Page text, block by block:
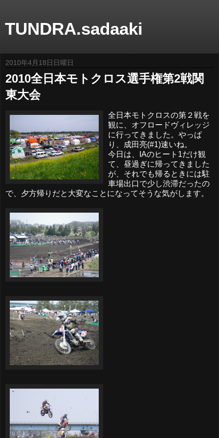
TUNDRA.sadaaki
2010年4月18日日曜日
2010全日本モトクロス選手権第2戦関
東大会
全日本モトクロスの第２戦を
観に、オフロードヴィレッジ
に行ってきました。やっぱ
り、成田亮(#1)速いね。
今日は、IAのヒート1だけ観
て、昼過ぎに帰ってきました
が、それでも帰るときには駐
車場出口で少し渋滞だったの
で、夕方帰りだと大変なことになってそうな気がします。